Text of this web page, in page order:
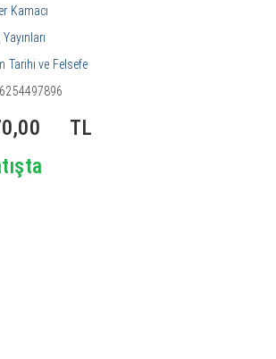
Kamacı
Tarihi ve Felsefe
TL